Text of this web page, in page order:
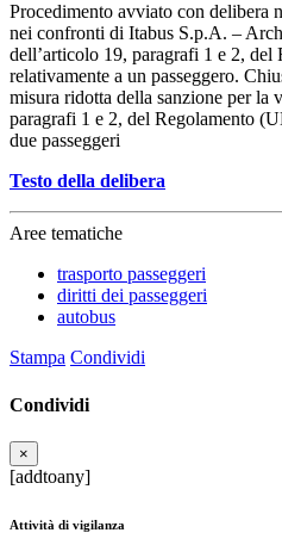
Procedimento avviato con delibera
nei confronti di Itabus S.p.A. –
dell’articolo 19, paragrafi 1 e 2, del
relativamente a un passeggero.
misura ridotta della sanzione per la
paragrafi 1 e 2, del Regolamento
due passeggeri
Testo della delibera
Aree tematiche
trasporto passeggeri
diritti dei passeggeri
autobus
Stampa Condividi
Condividi
×
[addtoany]
Attività di vigilanza